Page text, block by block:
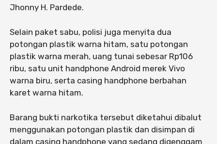
Jhonny H. Pardede.
Selain paket sabu, polisi juga menyita dua
potongan plastik warna hitam, satu potongan
plastik warna merah, uang tunai sebesar Rp106
ribu, satu unit handphone Android merek Vivo
warna biru, serta casing handphone berbahan
karet warna hitam.
Barang bukti narkotika tersebut diketahui dibalut
menggunakan potongan plastik dan disimpan di
dalam casing handphone yang sedang digenggam